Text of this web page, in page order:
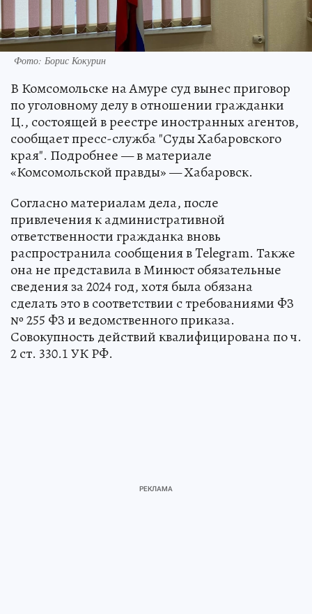
Фото: Борис Кокурин
В Комсомольске на Амуре суд вынес приговор
по уголовному делу в отношении гражданки
Ц., состоящей в реестре иностранных агентов,
сообщает пресс-служба "Суды Хабаровского
края". Подробнее — в материале
«Комсомольской правды» — Хабаровск.
Согласно материалам дела, после
привлечения к административной
ответственности гражданка вновь
распространила сообщения в Telegram. Также
она не представила в Минюст обязательные
сведения за 2024 год, хотя была обязана
сделать это в соответствии с требованиями ФЗ
№ 255 ФЗ и ведомственного приказа.
Совокупность действий квалифицирована по ч.
2 ст. 330.1 УК РФ.